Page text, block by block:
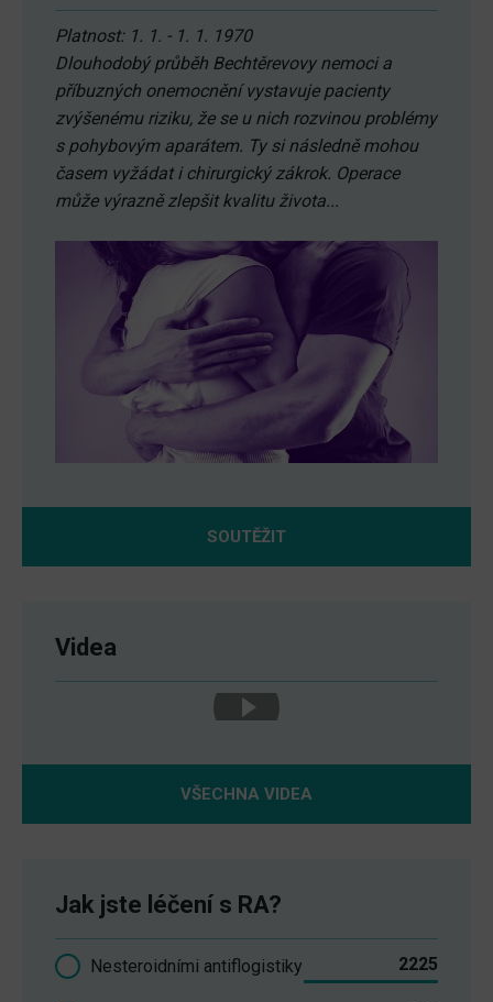
Platnost: 1. 1. - 1. 1. 1970
Dlouhodobý průběh Bechtěrevovy nemoci a
příbuzných onemocnění vystavuje pacienty
zvýšenému riziku, že se u nich rozvinou problémy
s pohybovým aparátem. Ty si následně mohou
časem vyžádat i chirurgický zákrok. Operace
může výrazně zlepšit kvalitu života...
SOUTĚŽIT
Videa
VŠECHNA VIDEA
Jak jste léčení s RA?
Nesteroidními antiflogistiky 2225